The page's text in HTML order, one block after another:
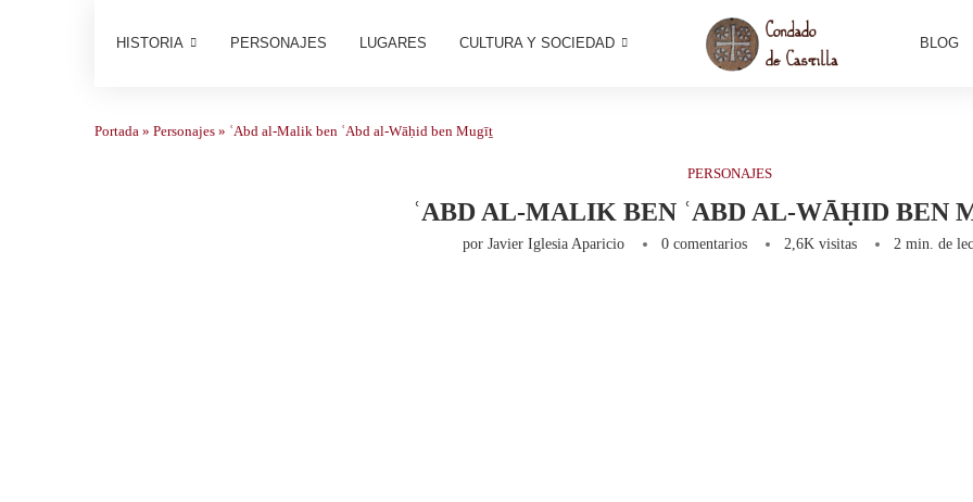
HISTORIA PERSONAJES LUGARES CULTURA Y SOCIEDAD BLOG
Portada » Personajes » ʿAbd al-Malik ben ʿAbd al-Wāḥid ben Mugīṯ
PERSONAJES
ʿABD AL-MALIK BEN ʿABD AL-WĀḤID BEN
por Javier Iglesia Aparicio 0 comentarios 2,6Kvisitas 2 min. de